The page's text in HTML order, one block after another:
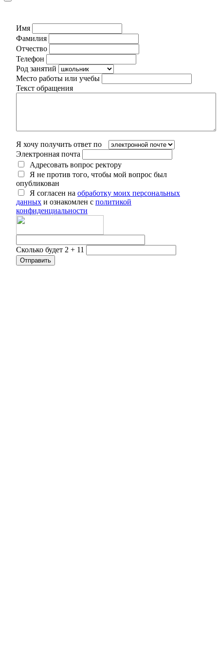
Имя
Фамилия
Отчество
Телефон
Род занятий
Место работы или учебы
Текст обращения
Я хочу получить ответ по
Электронная почта
Адресовать вопрос ректору
Я не против того, чтобы мой вопрос был
опубликован
Я согласен на обработку моих персональных
данных и ознакомлен с политикой
конфиденциальности
Сколько будет 2 + 11